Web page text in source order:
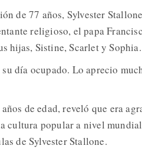
de 77 años, Sylvester
religioso, el papa
hijas, Sistine, Scarlet y Sophia.
día ocupado. Lo aprecio
de edad, reveló que era
cultura popular a nivel
de Sylvester Stallone.